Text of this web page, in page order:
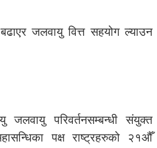
जलवायु वित्त सहयोग ल्याउन
परिवर्तनसम्बन्धी संयुक्त
पक्ष राष्ट्रहरुको २१औँ